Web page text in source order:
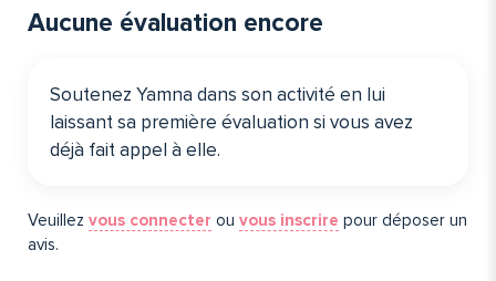
Aucune évaluation encore
Soutenez Yamna dans son activité en lui
laissant sa première évaluation si vous avez
déjà fait appel à elle️.
Veuillez vous connecter ou vous inscrire pour déposer un
avis.